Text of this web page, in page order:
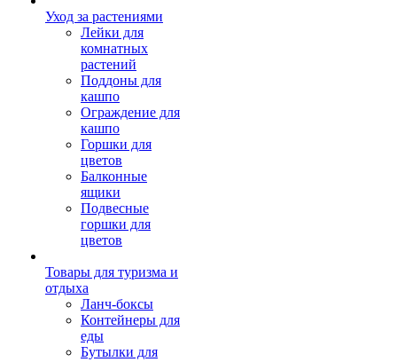
Уход за растениями
Лейки для
комнатных
растений
Поддоны для
кашпо
Ограждение для
кашпо
Горшки для
цветов
Балконные
ящики
Подвесные
горшки для
цветов
Товары для туризма и
отдыха
Ланч-боксы
Контейнеры для
еды
Бутылки для